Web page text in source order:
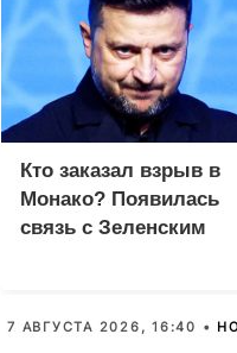
Кто заказал взрыв в
Монако? Появилась
связь с Зеленским
7 АВГУСТА 2026, 16:40 •